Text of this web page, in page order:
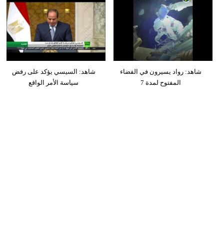
شاهد: السيسي يؤكد على رفض
سياسة الأمر الواقع
شاهد: رواد يسيرون في الفضاء
المفتوح لمدة 7